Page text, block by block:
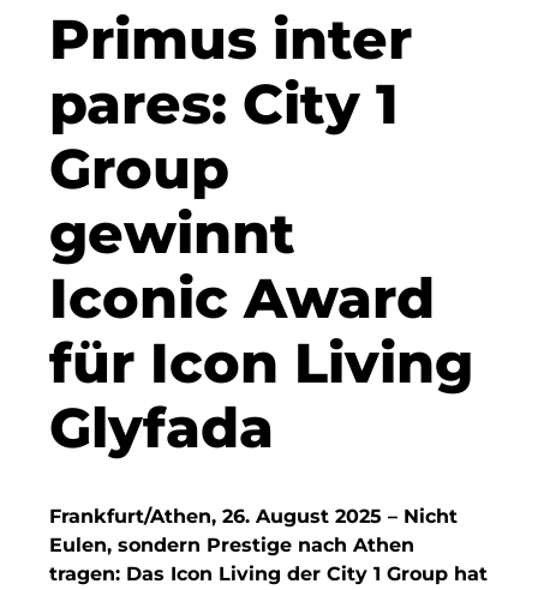
Clean Power Net (CPN)
Dennis Hoppa
CSMM
DEGIV
Die Macherei
Die Werkbank IT GmbH
Docunite
Eternal Power
Eventnet
F4 Immobilien GmbH
Finanzchef24
Frameworks
Primus inter
pares: City 1
Group
gewinnt
Iconic Award
für Icon Living
Glyfada
Frankfurt/Athen, 26. August 2025 – Nicht
Eulen, sondern Prestige nach Athen
tragen: Das Icon Living der City 1 Group hat